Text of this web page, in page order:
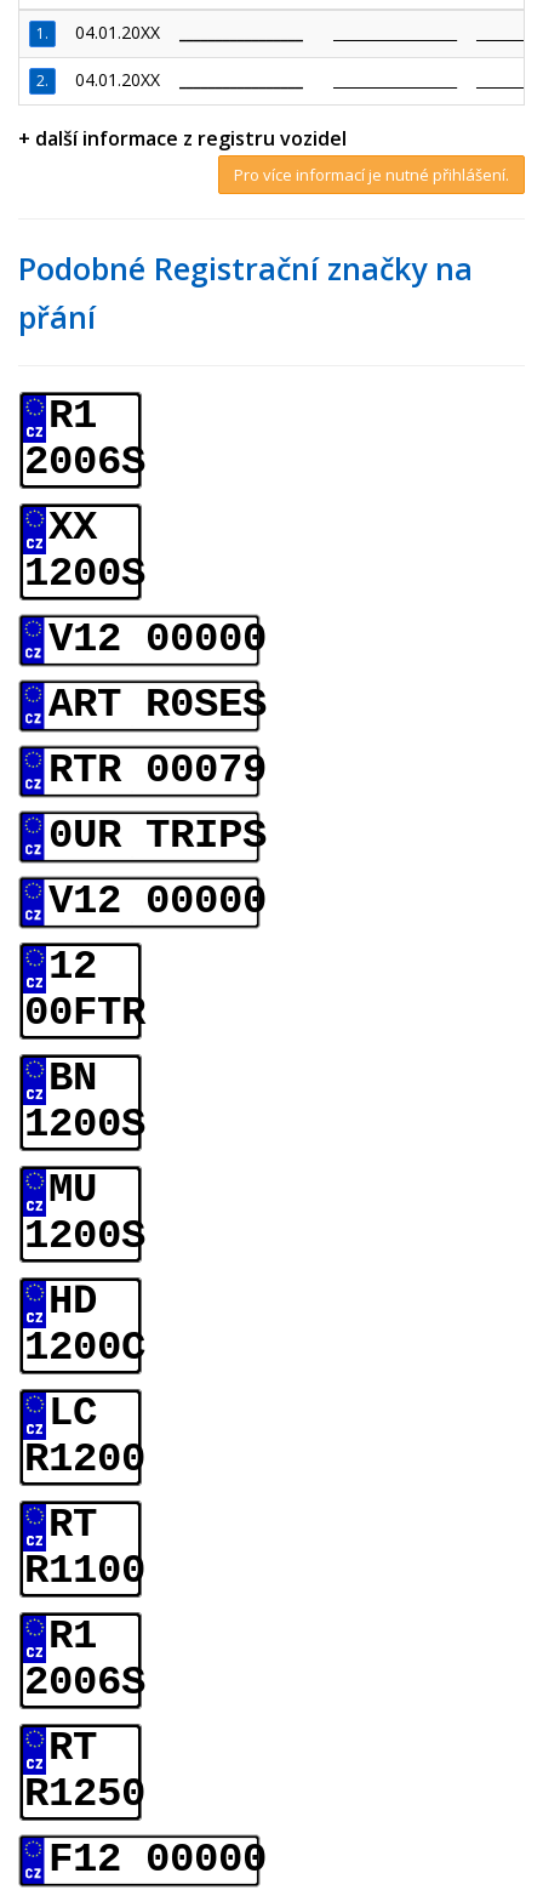
1. 04.01.20XX
2. 04.01.20XX
+ další informace z registru vozidel
Pro více informací je nutné přihlášení.
Podobné Registrační značky na
přání
R1
2006S
XX
1200S
V12 00000
ART R0SES
RTR 00079
0UR TRIPS
V12 00000
12
00FTR
BN
1200S
MU
1200S
HD
1200C
LC
R1200
RT
R1100
R1
2006S
RT
R1250
F12 00000